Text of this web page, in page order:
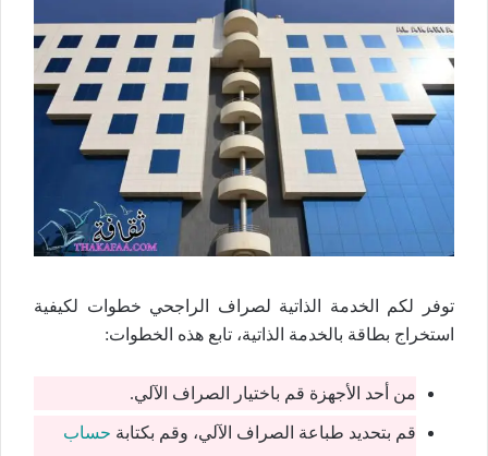
توفر لكم الخدمة الذاتية لصراف الراجحي خطوات لكيفية
استخراج بطاقة بالخدمة الذاتية، تابع هذه الخطوات:
من أحد الأجهزة قم باختيار الصراف الآلي.
قم بتحديد طباعة الصراف الآلي، وقم بكتابة حساب